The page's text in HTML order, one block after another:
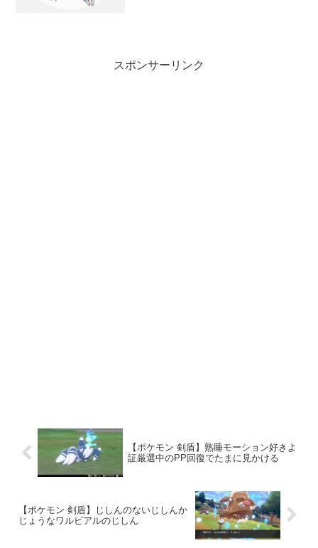
スポンサーリンク
【ポケモン 剣盾】熟睡モーション好きよ
証厳選中のPP回復でたまに見かける
【ポケモン 剣盾】じしんのないじしんか
じょうなワルビアルのじしん